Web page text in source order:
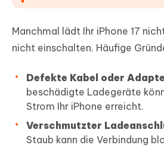
Manchmal lädt Ihr iPhone 17
nicht einschalten. Häufige
Defekte Kabel oder
beschädigte Ladegeräte
Strom Ihr iPhone erreicht.
Verschmutzter
Staub kann die Verbindung